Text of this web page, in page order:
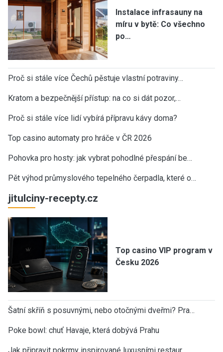
Instalace infrasauny na
míru v bytě: Co všechno
po…
Proč si stále více Čechů pěstuje vlastní potraviny…
Kratom a bezpečnější přístup: na co si dát pozor,…
Proč si stále více lidí vybírá přípravu kávy doma?
Top casino automaty pro hráče v ČR 2026
Pohovka pro hosty: jak vybrat pohodlné přespání be…
Pět výhod průmyslového tepelného čerpadla, které o…
jitulciny-recepty.cz
Top casino VIP program v
Česku 2026
Šatní skříň s posuvnými, nebo otočnými dveřmi? Pra…
Poke bowl: chuť Havaje, která dobývá Prahu